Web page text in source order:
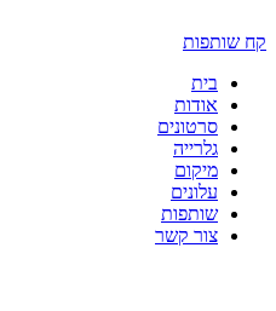
לתוכן
קח שותפות
בית
אודות
סרטונים
גלרייה
מיקום
עלונים
שותפות
צור קשר